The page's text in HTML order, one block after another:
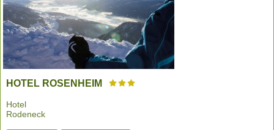
HOTEL ROSENHEIM
Hotel
Rodeneck